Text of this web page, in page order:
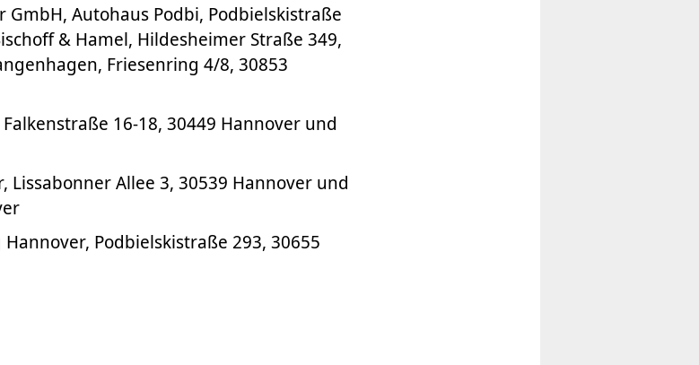
Autohaus Podbi, Podbielskistraße
& Hamel, Hildesheimer Straße 349,
Friesenring 4/8, 30853
Falkenstraße 16-18, 30449 Hannover und
Lissabonner Allee 3, 30539 Hannover und
Podbielskistraße 293, 30655